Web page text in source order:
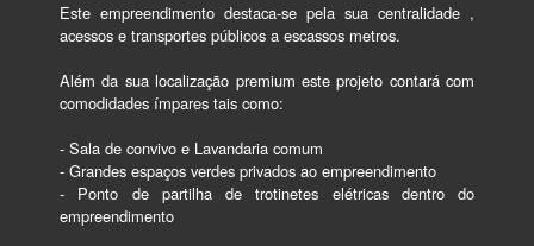
Este empreendimento destaca-se pela sua centralidade ,
acessos e transportes públicos a escassos metros.
Além da sua localização premium este projeto contará com
comodidades ímpares tais como:
- Sala de convivo e Lavandaria comum
- Grandes espaços verdes privados ao empreendimento
- Ponto de partilha de trotinetes elétricas dentro do
empreendimento